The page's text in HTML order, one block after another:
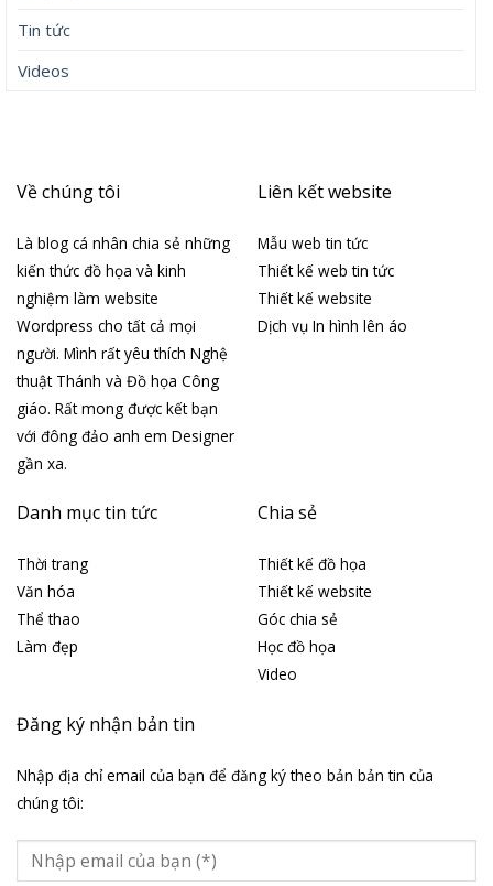
Tin tức
Videos
Về chúng tôi
Là blog cá nhân chia sẻ những
kiến thức đồ họa và kinh
nghiệm làm website
Wordpress cho tất cả mọi
người. Mình rất yêu thích Nghệ
thuật Thánh và Đồ họa Công
giáo. Rất mong được kết bạn
với đông đảo anh em Designer
gần xa.
Liên kết website
Mẫu web tin tức
Thiết kế web tin tức
Thiết kế website
Dịch vụ In hình lên áo
Danh mục tin tức
Thời trang
Văn hóa
Thể thao
Làm đẹp
Chia sẻ
Thiết kế đồ họa
Thiết kế website
Góc chia sẻ
Học đồ họa
Video
Đăng ký nhận bản tin
Nhập địa chỉ email của bạn để đăng ký theo bản bản tin của
chúng tôi: